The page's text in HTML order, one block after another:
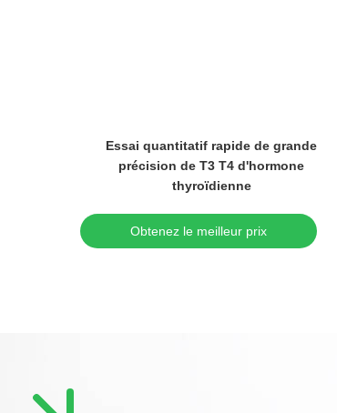
Essai quantitatif rapide de grande
précision de T3 T4 d'hormone
thyroïdienne
Obtenez le meilleur prix